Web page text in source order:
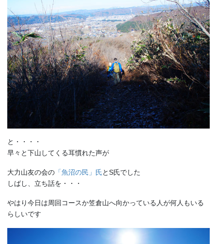
と・・・・
早々と下山してくる耳慣れた声が
大力山友の会の 「魚沼の民」氏とS氏でした
しばし、立ち話を・・・
やはり今日は周回コースか笠倉山へ向かっている人が何人もいる
らしいです